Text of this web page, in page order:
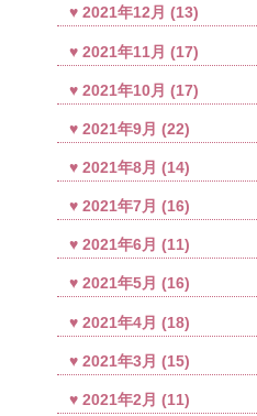
2021年12月 (13)
2021年11月 (17)
2021年10月 (17)
2021年9月 (22)
2021年8月 (14)
2021年7月 (16)
2021年6月 (11)
2021年5月 (16)
2021年4月 (18)
2021年3月 (15)
2021年2月 (11)